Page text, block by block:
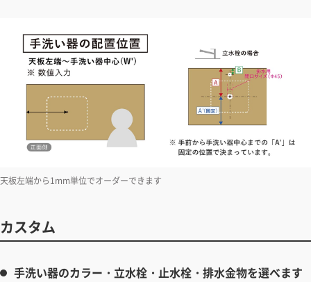
天板左端から1mm単位でオーダーできます
カスタム
手洗い器のカラー・立水栓・止水栓・排水金物を選べます